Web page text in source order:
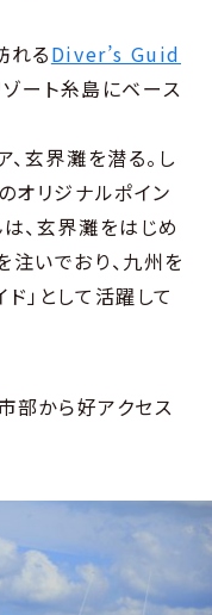
れるDiver’s Guid
ート糸島にベース
玄界灘を潜る。し
オリジナルポイン
、玄界灘をはじめ
いでおり、九州を
」として活躍して
部から好アクセス